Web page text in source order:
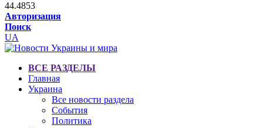
44.4853
Авторизация
Поиск
UA
ВСЕ РАЗДЕЛЫ
Главная
Украина
Все новости раздела
События
Политика